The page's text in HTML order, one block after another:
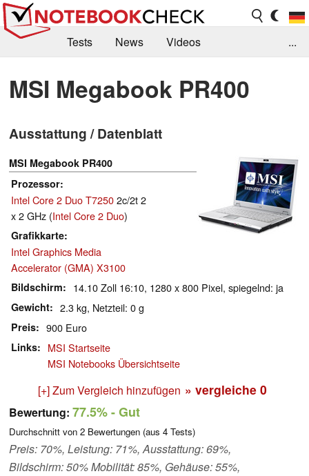
Tests News
Videos
Kaufberatung
Deals Suche
Jobs
Forum
...
MSI Megabook PR400
Ausstattung / Datenblatt
MSI Megabook PR400
Prozessor
Intel Core 2 Duo T72502c/2t 2
x 2 GHz (Intel Core 2 Duo)
Grafikkarte
Intel Graphics Media
Accelerator (GMA) X3100
Bildschirm 14.10 Zoll 16:10, 1280 x 800 Pixel, spiegelnd: ja
Gewicht 2.3 kg, Netzteil: 0 g
Preis 900 Euro
Links
MSI Startseite
MSI Notebooks Übersichtseite
[+] Zum Vergleich hinzufügen » vergleiche 0
Bewertung: 77.5%- Gut
Durchschnitt von 2 Bewertungen (aus 4 Tests)
Preis: 70%, Leistung: 71%, Ausstattung: 69%,
Bildschirm: 50% Mobilität: 85%, Gehäuse: 55%,